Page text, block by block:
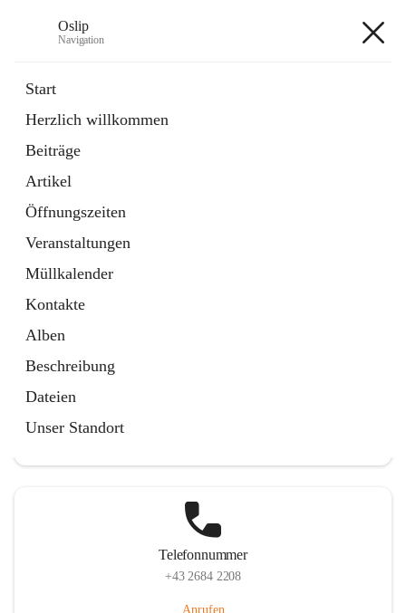
Oslip
Navigation
Start
Herzlich willkommen
Beiträge
Artikel
Öffnungszeiten
Veranstaltungen
Müllkalender
Kontakte
Alben
Beschreibung
Dateien
Unser Standort
Externe Webseite
in
Tab
Bundeskanzleramt Österreich
Externe Webseite
öffnet
in
neuem
Tab
Telefonnummer
+43 2684 2208
Anrufen